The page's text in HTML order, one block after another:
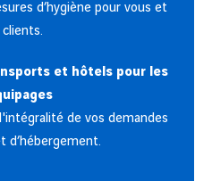
d’hygiène pour vous et
clients.
et hôtels pour les
de vos demandes
d’hébergement.